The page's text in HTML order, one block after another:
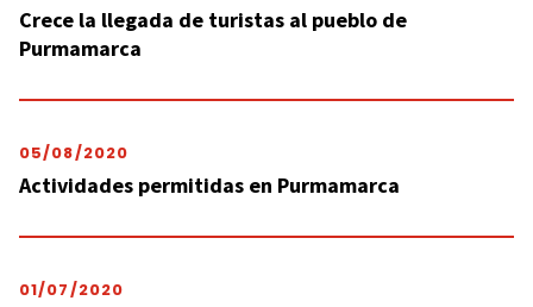
Crece la llegada de turistas al pueblo de
Purmamarca
05/08/2020
Actividades permitidas en Purmamarca
01/07/2020